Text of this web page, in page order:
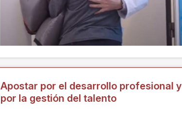
Apostar por el desarrollo profesional y
por la gestión del talento